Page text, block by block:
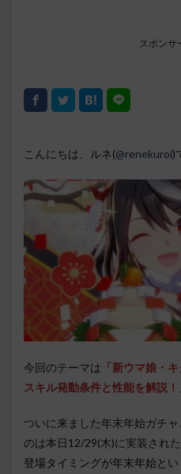
スポンサ
こんにちは、ルネ(@renekuroi)
今回のテーマは 「新ウマ娘・
スキル発動条件と性能を解説！
ついに来ました年末年始ガチ
のは本日12/29(木)に実装された
登場タイミングが年末年始とい